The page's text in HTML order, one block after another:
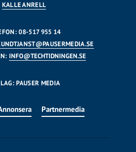
KALLE ANRELL
08-517 955 14
INFO@TECHTIDNINGEN.SE
PAUSER MEDIA
Partnermedia